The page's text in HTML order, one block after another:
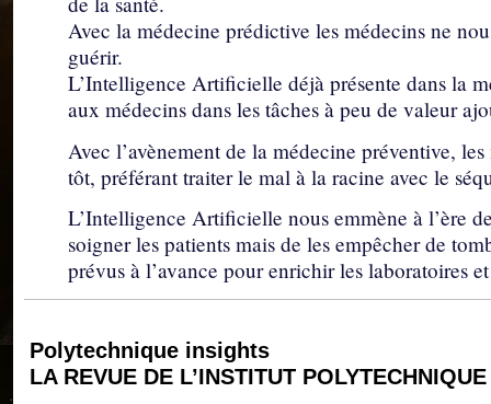
Avec la médecine prédictive les médecins ne
guérir.
L’Intelligence Artificielle déjà présente dans la
aux médecins dans les tâches à peu de valeur
Avec l’avènement de la médecine préventive,
tôt, préférant traiter le mal à la racine avec le
L’Intelligence Artificielle nous emmène à l’ère
soigner les patients mais de les empêcher de
prévus à l’avance pour enrichir les laboratoires
Polytechnique insights
LA REVUE DE L’INSTITUT